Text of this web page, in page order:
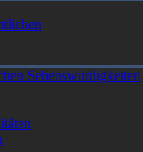
Sehenswürdigkeiten